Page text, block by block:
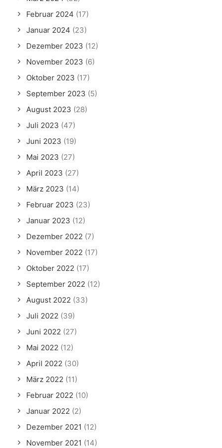
Februar 2024 (17)
Januar 2024 (23)
Dezember 2023 (12)
November 2023 (6)
Oktober 2023 (17)
September 2023 (5)
August 2023 (28)
Juli 2023 (47)
Juni 2023 (19)
Mai 2023 (27)
April 2023 (27)
März 2023 (14)
Februar 2023 (23)
Januar 2023 (12)
Dezember 2022 (7)
November 2022 (17)
Oktober 2022 (17)
September 2022 (12)
August 2022 (33)
Juli 2022 (39)
Juni 2022 (27)
Mai 2022 (12)
April 2022 (30)
März 2022 (11)
Februar 2022 (10)
Januar 2022 (2)
Dezember 2021 (12)
November 2021 (14)